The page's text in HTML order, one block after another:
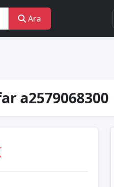
Ara
a2579068300